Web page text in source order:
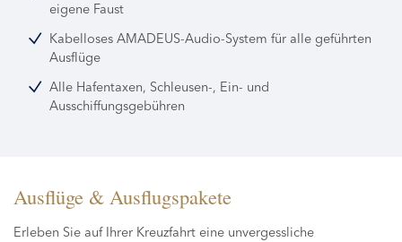
eigene Faust
Kabelloses AMADEUS-Audio-System für alle geführten
Ausflüge
Alle Hafentaxen, Schleusen-, Ein- und
Ausschiffungsgebühren
Ausflüge & Ausflugspakete
Erleben Sie auf Ihrer Kreuzfahrt eine unvergessliche